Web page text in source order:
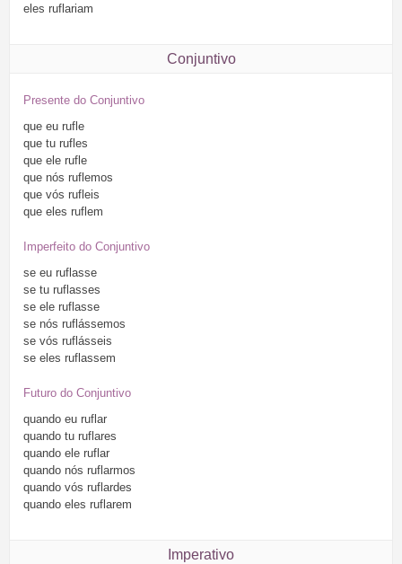
eles ruflariam
Conjuntivo
Presente do Conjuntivo
que eu rufle
que tu rufles
que ele rufle
que nós ruflemos
que vós rufleis
que eles ruflem
Imperfeito do Conjuntivo
se eu ruflasse
se tu ruflasses
se ele ruflasse
se nós ruflássemos
se vós ruflásseis
se eles ruflassem
Futuro do Conjuntivo
quando eu ruflar
quando tu ruflares
quando ele ruflar
quando nós ruflarmos
quando vós ruflardes
quando eles ruflarem
Imperativo